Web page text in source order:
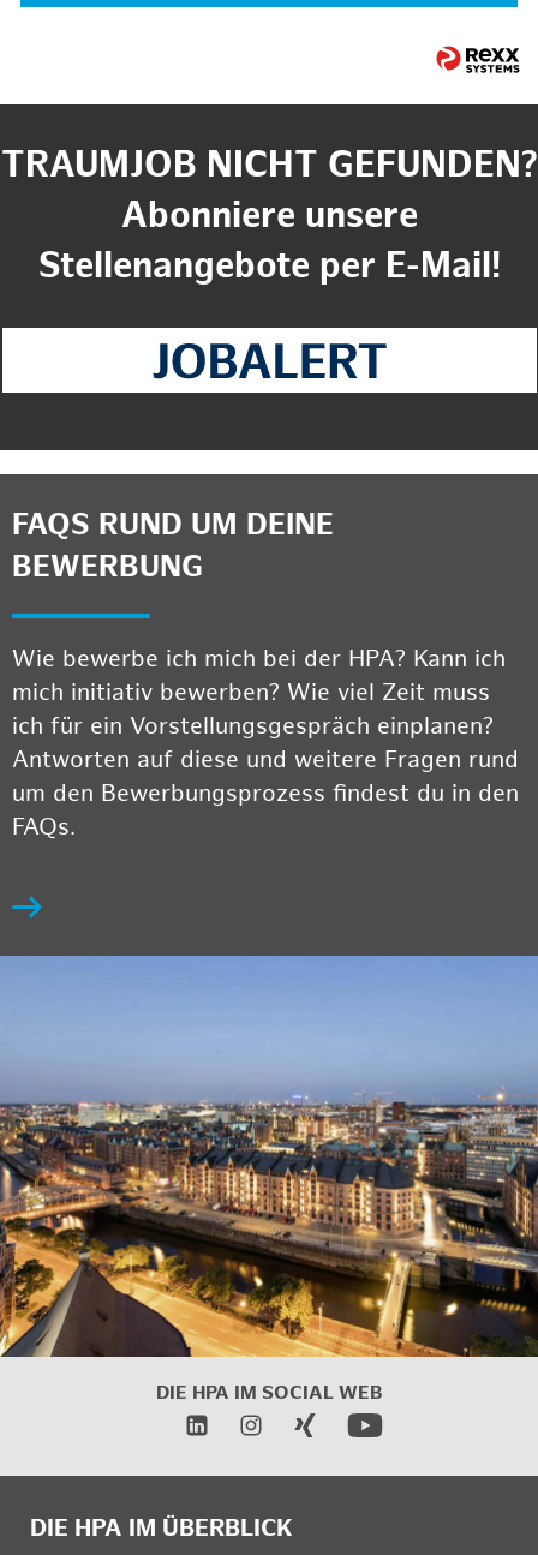
TRAUMJOB NICHT GEFUNDEN?
Abonniere unsere
Stellenangebote per E-Mail!
FAQS RUND UM DEINE
BEWERBUNG
Wie bewerbe ich mich bei der HPA? Kann ich
mich initiativ bewerben? Wie viel Zeit muss
ich für ein Vorstellungsgespräch einplanen?
Antworten auf diese und weitere Fragen rund
um den Bewerbungsprozess findest du in den
FAQs.
DIE HPA IM SOCIAL WEB
DIE HPA IM ÜBERBLICK